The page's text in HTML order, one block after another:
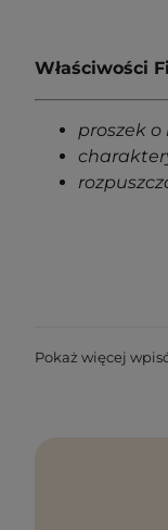
Właściwości
proszek o
Pokaż więcej